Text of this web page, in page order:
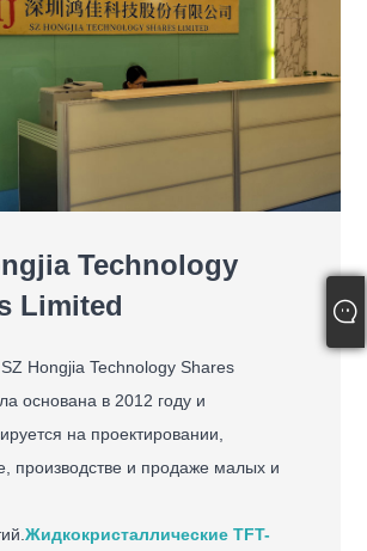
Technology
Limited
Hongjia Technology Shares
основана в 2012 году и
на проектировании,
производстве и продаже малых и
Жидкокристаллические TFT-